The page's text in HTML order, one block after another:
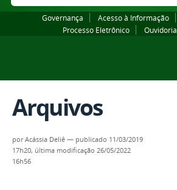
Governança Acesso à Informação
Processo Eletrônico
Ouvidoria
Arquivos
porAcássia Deliê — publicado 11/03/2019
17h20, última modificação 26/05/2022
16h56